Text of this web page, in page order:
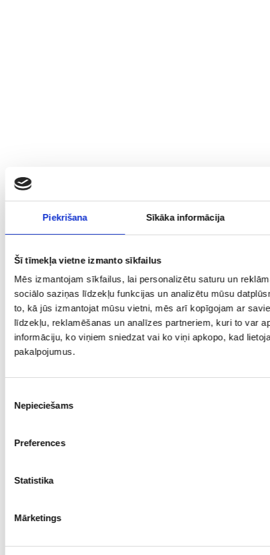
Piekrišana Sīkāka informācija
Šī tīmekļa vietne izmanto sīkfailus
Mēs izmantojam sīkfailus, lai personalizētu saturu un
sociālo saziņas līdzekļu funkcijas un analizētu mūsu
to, kā jūs izmantojat mūsu vietni, mēs arī kopīgojam ar
līdzekļu, reklamēšanas un analīzes partneriem, kuri to var
informāciju, ko viņiem sniedzat vai ko viņi apkopo, kad
pakalpojumus.
izvēle
Nepieciešams
Preferences
Statistika
Mārketings